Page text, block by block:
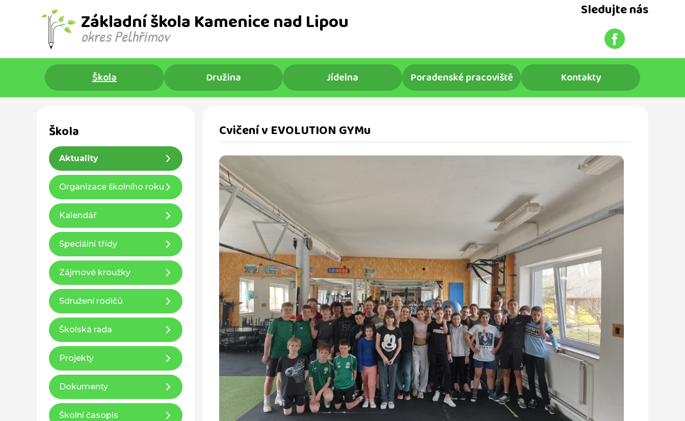
Základní škola Kamenice nad Lipou
okres Pelhřimov ​
Sledujte nás
Škola Družina Jídelna Poradenské pracoviště Kontakty
Cvičení v EVOLUTION GYMu
Škola
Aktuality
Organizace školního roku
Kalendář
Speciální třídy
Zájmové kroužky
Sdružení rodičů
Školská rada
Projekty
Dokumenty
Školní časopis